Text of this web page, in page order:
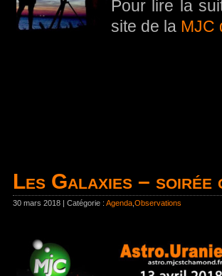
Pour lire la
site de la MJC
Les Galaxies –
30 mars 2018 | Catégorie : Agenda Observations